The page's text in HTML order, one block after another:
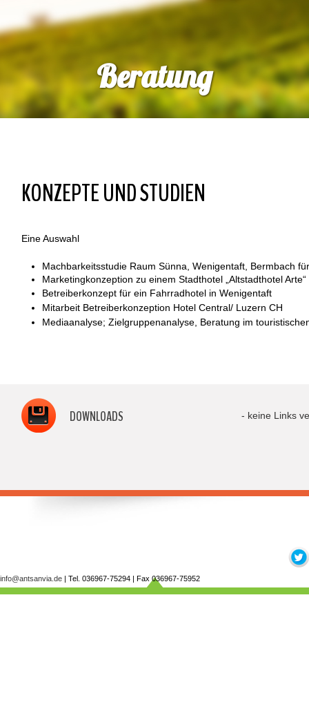
Beratung
KONZEPTE UND STUDIEN
Eine Auswahl
Machbarkeitsstudie Raum Sünna, Wenigentaft, Bermbach
Marketingkonzeption zu einem Stadthotel „Altstadthotel Arte“
Betreiberkonzept für ein Fahrradhotel in Wenigentaft
Mitarbeit Betreiberkonzeption Hotel Central/ Luzern CH
Mediaanalyse; Zielgruppenanalyse, Beratung im
DOWNLOADS - keine Links
info@antsanvia.de | Tel. 036967-75294 | Fax 036967-75952